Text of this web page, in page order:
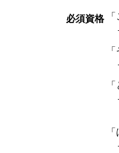
必須資格
→
→